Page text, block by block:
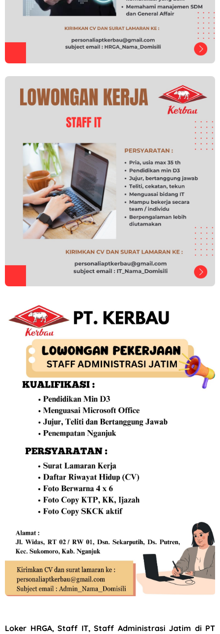
Loker Dealer Resmi Motor Yamaha Argo Motor di Semarang
Loker HRGA, Staff IT, Staff Administrasi Jatim di PT